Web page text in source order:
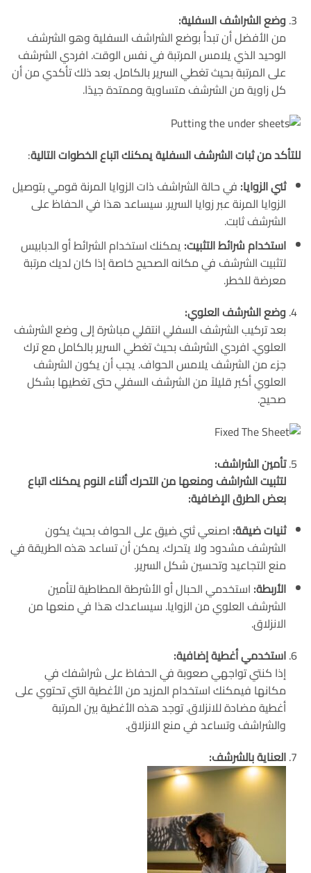
وضع الشراشف السفلية:
من الأفضل أن تبدأ بوضع الشراشف السفلية وهو الشرشف
الوحيد الذي يلامس المرتبة في نفس الوقت. افردي الشرشف
على المرتبة بحيث تغطي السرير بالكامل. بعد ذلك تأكدي من أن
كل زاوية من الشرشف متساوية وممتدة جيدًا.
للتأكد من ثبات الشرشف السفلية يمكنك اتباع الخطوات التالية:
ثني الزوايا: في حالة الشراشف ذات الزوايا المرنة قومي بتوصيل
الزوايا المرنة عبر زوايا السرير. سيساعد هذا في الحفاظ على
الشرشف ثابت.
استخدام شرائط التثبيت: يمكنك استخدام الشرائط أو الدبابيس
لتثبيت الشرشف في مكانه الصحيح خاصة إذا كان لديك مرتبة
معرضة للخطر.
وضع الشرشف العلوي:
بعد تركيب الشرشف السفلي انتقلي مباشرة إلى وضع الشرشف
العلوي. افردي الشرشف بحيث تغطي السرير بالكامل مع ترك
جزء من الشرشف يلامس الحواف. يجب أن يكون الشرشف
العلوي أكبر قليلاً من الشرشف السفلي حتى تغطيها بشكل
صحيح.
تأمين الشراشف:
لتثبيت الشراشف ومنعها من التحرك أثناء النوم يمكنك اتباع
بعض الطرق الإضافية:
ثنيات ضيقة: اصنعي ثني ضيق على الحواف بحيث يكون
الشرشف مشدود ولا يتحرك. يمكن أن تساعد هذه الطريقة في
منع التجاعيد وتحسين شكل السرير.
الأربطة: استخدمي الحبال أو الأشرطة المطاطية لتأمين
الشرشف العلوي من الزوايا. سيساعدك هذا في منعها من
الانزلاق.
استخدمي أغطية إضافية:
إذا كنتي تواجهي صعوبة في الحفاظ على شراشفك في
مكانها فيمكنك استخدام المزيد من الأغطية التي تحتوي على
أغطية مضادة للانزلاق. توجد هذه الأغطية بين المرتبة
والشراشف وتساعد في منع الانزلاق.
العناية بالشرشف: